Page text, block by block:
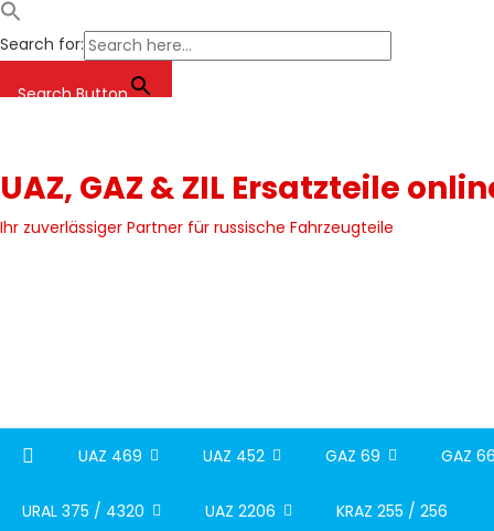
Search for:
Search Button
UAZ, GAZ & ZIL Ersatzteile
Ihr zuverlässiger Partner für russische Fahrzeugteile
UAZ 469 UAZ 452 GAZ 69 GAZ
URAL 375 / 4320 UAZ 2206 KRAZ 255 / 256